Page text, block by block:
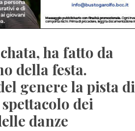
ha fatto da
della festa.
genere la pista di
dei
danze